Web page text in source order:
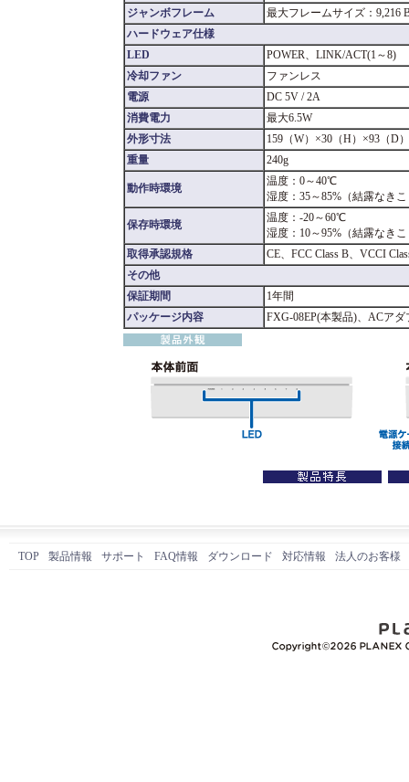
ジャンボフレーム
最大フレームサイズ：9,216
ハードウェア仕様
LED
POWER、LINK/ACT(1～8)
冷却ファン
ファンレス
電源
DC 5V / 2A
消費電力
最大6.5W
外形寸法
159（W）×30（H）×93（D
重量
240g
動作時環境
温度：0～40℃
湿度：35～85%（結露なき
保存時環境
温度：-20～60℃
湿度：10～95%（結露なき
取得承認規格
CE、FCC Class B、VCCI
その他
保証期間
1年間
パッケージ内容
FXG-08EP(本製品)、ACア
TOP 製品情報 サポート FAQ情報 ダウンロード 対応情報 法人のお客様